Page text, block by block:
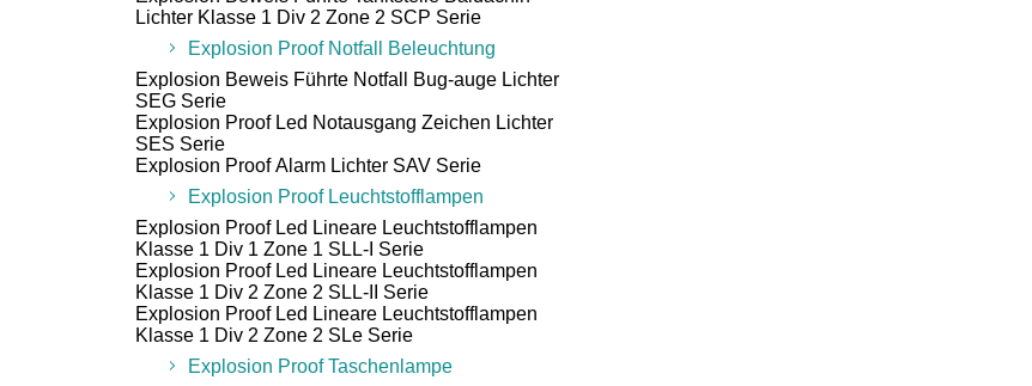
Lichter Klasse 1 Div 2 Zone 2 SCP Serie
Explosion Proof Notfall Beleuchtung
Explosion Beweis Führte Notfall Bug-auge Lichter
SEG Serie
Explosion Proof Led Notausgang Zeichen Lichter
SES Serie
Explosion Proof Alarm Lichter SAV Serie
Explosion Proof Leuchtstofflampen
Explosion Proof Led Lineare Leuchtstofflampen
Klasse 1 Div 1 Zone 1 SLL-I Serie
Explosion Proof Led Lineare Leuchtstofflampen
Klasse 1 Div 2 Zone 2 SLL-II Serie
Explosion Proof Led Lineare Leuchtstofflampen
Klasse 1 Div 2 Zone 2 SLe Serie
Explosion Proof Taschenlampe